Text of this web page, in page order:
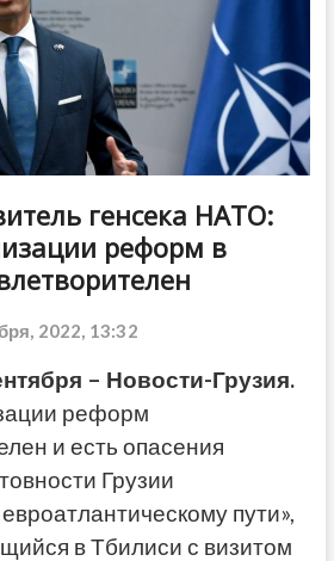
генсека НАТО:
реформ в
2022, 13:32
– Новости-Грузия.
реформ
и есть опасения
Грузии
пути»,
в Тбилиси с визитом